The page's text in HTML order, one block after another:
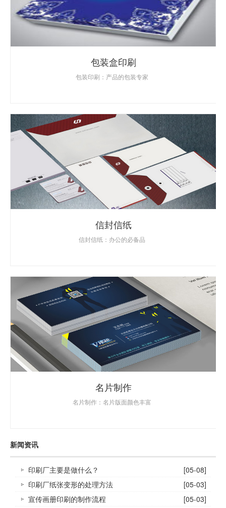
包装盒印刷
包装印刷：产品的包装专家
信封信纸
信封信纸：办公的必备品
名片制作
名片制作：名片版面颜色丰富
新闻资讯
印刷厂主要是做什么？
[05-08]
印刷厂纸张变形的处理方法
[05-03]
宣传画册印刷的制作流程
[05-03]